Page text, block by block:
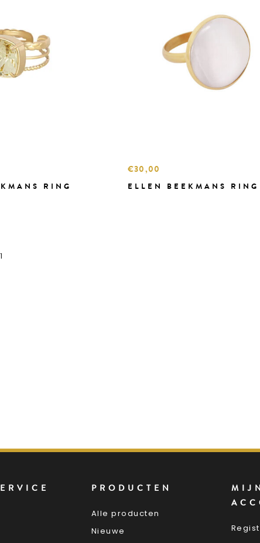
RING
€30,00
ELLEN BEEKMANS
PRODUCTEN
Alle producten
Nieuwe
MIJN